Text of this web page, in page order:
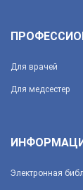
Для врачей
Для медсестер
Электронная